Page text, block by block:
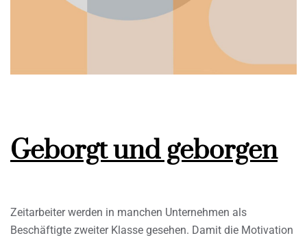
Geborgt und geborgen
Zeitarbeiter werden in manchen Unternehmen als
Beschäftigte zweiter Klasse gesehen. Damit die Motivation